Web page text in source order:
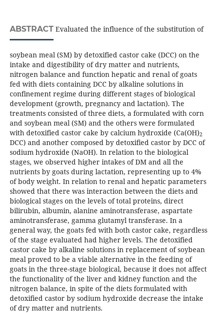
ABSTRACTEvaluated the influence of the substitution of
soybean meal (SM) by detoxified castor cake (DCC) on the
intake and digestibility of dry matter and nutrients,
nitrogen balance and function hepatic and renal of goats
fed with diets containing DCC by alkaline solutions in
confinement regime during different stages of biological
development (growth, pregnancy and lactation). The
treatments consisted of three diets, a formulated with corn
and soybean meal (SM) and the others were formulated
with detoxified castor cake by calcium hydroxide (Ca(OH)2
DCC) and another composed by detoxified castor by DCC of
sodium hydroxide (NaOH). In relation to the biological
stages, we observed higher intakes of DM and all the
nutrients by goats during lactation, representing up to 4%
of body weight. In relation to renal and hepatic parameters
showed that there was interaction between the diets and
biological stages on the levels of total proteins, direct
bilirubin, albumin, alanine aminotransferase, aspartate
aminotransferase, gamma glutamyl transferase. In a
general way, the goats fed with both castor cake, regardless
of the stage evaluated had higher levels. The detoxified
castor cake by alkaline solutions in replacement of soybean
meal proved to be a viable alternative in the feeding of
goats in the three-stage biological, because it does not affect
the functionality of the liver and kidney function and the
nitrogen balance, in spite of the diets formulated with
detoxified castor by sodium hydroxide decrease the intake
of dry matter and nutrients.